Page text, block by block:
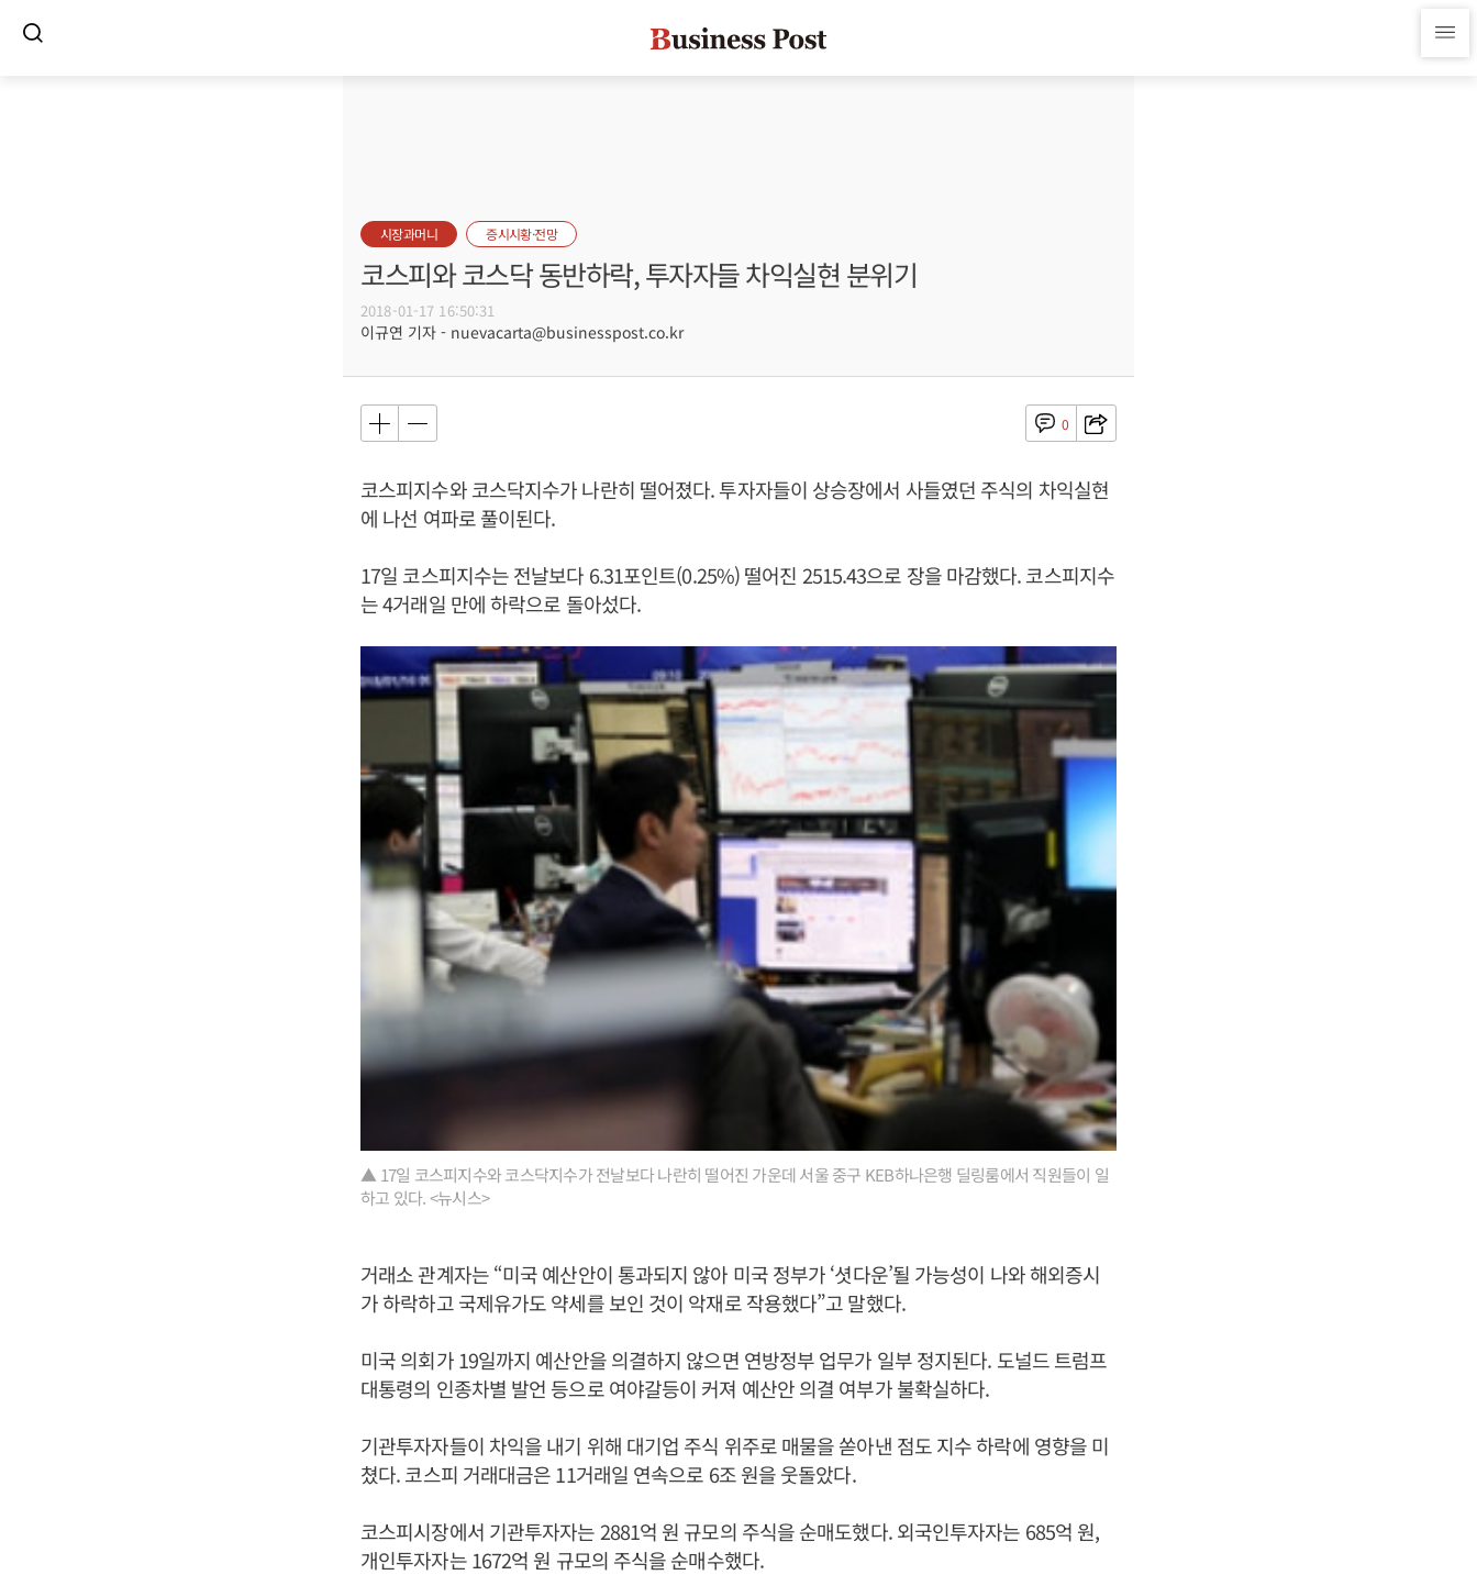
시장과머니 증시시황·전망
코스피와 코스닥 동반하락, 투자자들 차익실현 분위기
2018-01-17 16:50:31
이규연 기자 - nuevacarta@businesspost.co.kr
0
코스피지수와 코스닥지수가 나란히 떨어졌다. 투자자들이 상승장에서 사들였던 주식의 차익실현
에 나선 여파로 풀이된다.
17일 코스피지수는 전날보다 6.31포인트(0.25%) 떨어진 2515.43으로 장을 마감했다. 코스피지수
는 4거래일 만에 하락으로 돌아섰다.
▲ 17일 코스피지수와 코스닥지수가 전날보다 나란히 떨어진 가운데 서울 중구 KEB하나은행 딜링룸에서 직원들이 일
하고 있다. <뉴시스>
거래소 관계자는 “미국 예산안이 통과되지 않아 미국 정부가 ‘셧다운’될 가능성이 나와 해외증시
가 하락하고 국제유가도 약세를 보인 것이 악재로 작용했다”고 말했다.
미국 의회가 19일까지 예산안을 의결하지 않으면 연방정부 업무가 일부 정지된다. 도널드 트럼프
대통령의 인종차별 발언 등으로 여야갈등이 커져 예산안 의결 여부가 불확실하다.
기관투자자들이 차익을 내기 위해 대기업 주식 위주로 매물을 쏟아낸 점도 지수 하락에 영향을 미
쳤다. 코스피 거래대금은 11거래일 연속으로 6조 원을 웃돌았다.
코스피시장에서 기관투자자는 2881억 원 규모의 주식을 순매도했다. 외국인투자자는 685억 원,
개인투자자는 1672억 원 규모의 주식을 순매수했다.